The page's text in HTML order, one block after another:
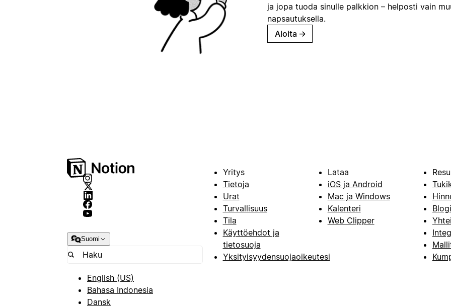
ja jopa tuoda sinulle palkkion – helposti vain
napsautuksella.
Aloita →
Suomi
English (US)
Bahasa Indonesia
Dansk
Yritys
Tietoja
Urat
Turvallisuus
Tila
Käyttöehdot ja
tietosuoja
Yksityisyydensuojaoikeutesi
Lataa
iOS ja Android
Mac ja Windows
Kalenteri
Web Clipper
Blogi